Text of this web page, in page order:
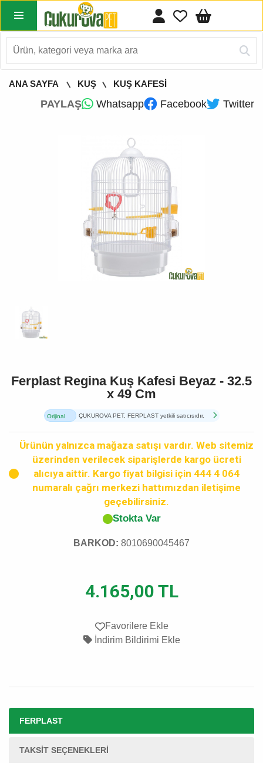
ANA SAYFA KUŞ KUŞ KAFESİ
PAYLAŞ Whatsapp Facebook Twitter
Ferplast Regina Kuş Kafesi Beyaz - 32.5
x 49 Cm
Orijinal
ÇUKUROVA PET, FERPLAST yetkili satıcısıdır.
Ürünün yalnızca mağaza satışı vardır. Web sitemiz
üzerinden verilecek siparişlerde kargo ücreti
alıcıya aittir. Kargo fiyat bilgisi için 444 4 064
numaralı çağrı merkezi hattımızdan iletişime
geçebilirsiniz.
Stokta Var
BARKOD: 8010690045467
4.165,00 TL
Favorilere Ekle
İndirim Bildirimi Ekle
FERPLAST
TAKSIT SEÇENEKLERI